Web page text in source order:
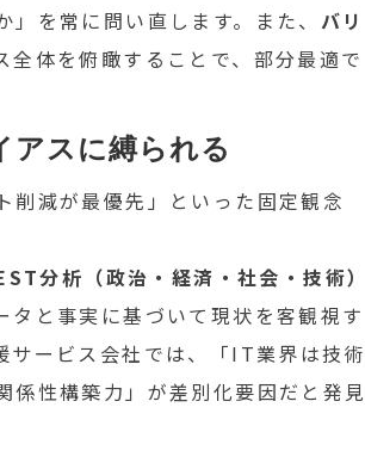
を常に問い直します。また、 バリ
体を俯瞰することで、部分最適で
アスに縛られる
削減が最優先」といった固定観念
分析（政治・経済・社会・技術）
と事実に基づいて現状を客観視す
サービス会社では、「IT業界は技術
係性構築力」が差別化要因だと発見